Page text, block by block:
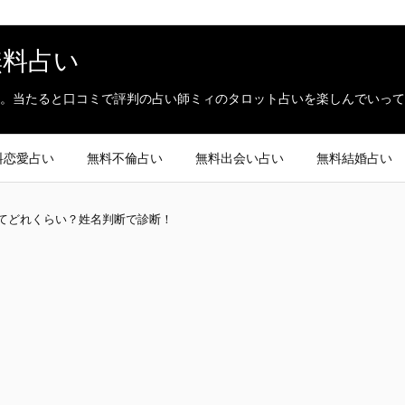
占い
たると口コミで評判の占い師ミィのタロット占いを楽しんでいって
恋愛占い 無料不倫占い 無料出会い占い 無料結婚占い
れくらい？姓名判断で診断！